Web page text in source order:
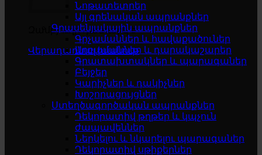
Զամբյուղը դատարկ է
Վերադառնալ խանութ
Նոթատետրեր
Այլ գրենական ապրանքներ
Գրասենյակային ապրանքներ
Գրչամաններ և հավաքածուներ
Աղբամաններ և դարակաշարեր
Գրատախտակներ և պարագաներ
Բեյջեր
Կարիչներ և դակիչներ
Խոշորացույցներ
Ստեղծագործական ապրանքներ
Դեկորատիվ թղթեր և կպչուն
ժապավեններ
Ներկելու և նկարելու պարագաներ
Դեկորատիվ սթիքերներ